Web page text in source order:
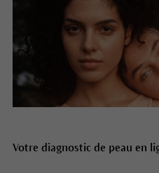
Votre diagnostic de peau en